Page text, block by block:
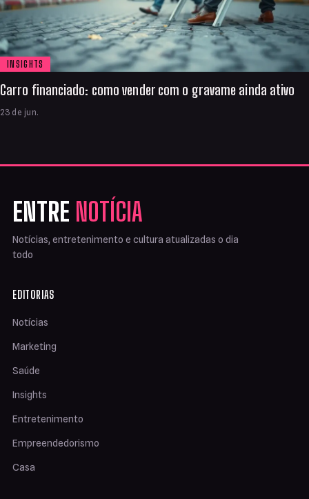
INSIGHTS
Carro financiado: como vender com o gravame ainda ativo
23 de jun.
ENTRE NOTÍCIA
Notícias, entretenimento e cultura atualizadas o dia
todo
EDITORIAS
Notícias
Marketing
Saúde
Insights
Entretenimento
Empreendedorismo
Casa